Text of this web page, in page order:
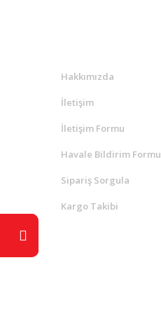
Hakkımızda
İletişim
İletişim Formu
Havale Bildirim Formu
Sipariş Sorgula
Kargo Takibi